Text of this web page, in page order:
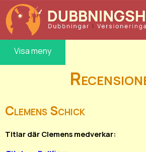
Visa meny
Clemens Schick
Titlar där Clemens medverkar: